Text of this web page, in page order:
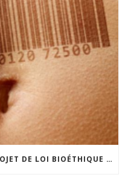
[TRIBUNE] RELANCE DU PROJET DE LOI BIOÉTHIQUE : LA FOLIE D’UN GOUVERNEMENT SANS LIMITE !